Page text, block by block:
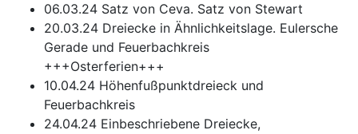
06.03.24 Satz von Ceva. Satz von Stewart
20.03.24 Dreiecke in Ähnlichkeitslage. Eulersche
Gerade und Feuerbachkreis
+++Osterferien+++
10.04.24 Höhenfußpunktdreieck und
Feuerbachkreis
24.04.24 Einbeschriebene Dreiecke,